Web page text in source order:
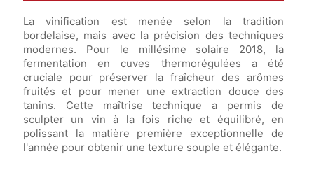
La vinification est menée selon la tradition
bordelaise, mais avec la précision des techniques
modernes. Pour le millésime solaire 2018, la
fermentation en cuves thermorégulées a été
cruciale pour préserver la fraîcheur des arômes
fruités et pour mener une extraction douce des
tanins. Cette maîtrise technique a permis de
sculpter un vin à la fois riche et équilibré, en
polissant la matière première exceptionnelle de
l'année pour obtenir une texture souple et élégante.